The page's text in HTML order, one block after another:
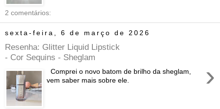
2 comentários:
sexta-feira, 6 de março de 2026
Resenha: Glitter Liquid Lipstick
- Cor Sequins - Sheglam
›
Comprei o novo batom de brilho da sheglam,
vem saber mais sobre ele.